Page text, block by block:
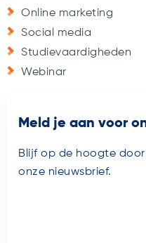
Online marketing
Social media
Studievaardigheden
Webinar
Meld je aan voor
Blijf op de hoogte
onze nieuwsbrief.